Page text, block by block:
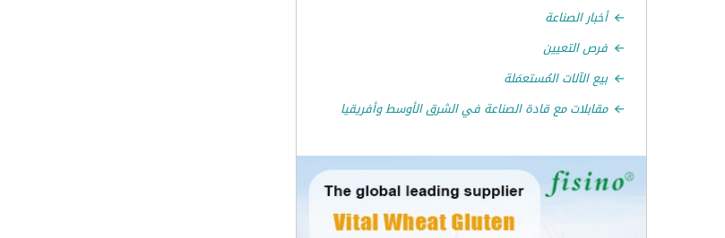
أخبار الصناعة
فرص التعيين
بيع الآلات المُستعمَلة
مقابلات مع قادة الصناعة في الشرق الأوسط وأفريقيا